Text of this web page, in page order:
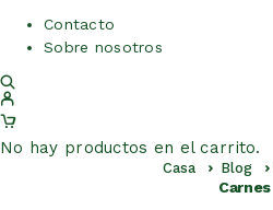
Contacto
Sobre nosotros
No hay productos en el carrito.
Casa Blog
Carnes